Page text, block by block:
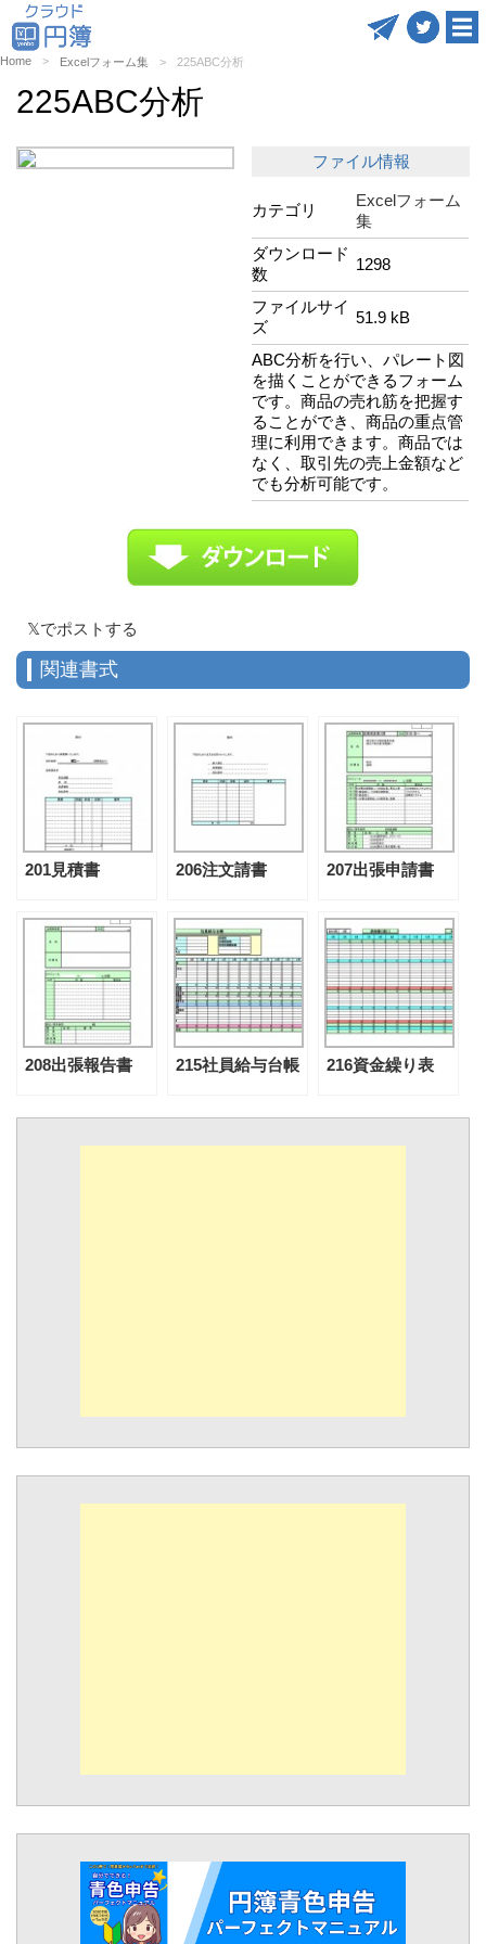
Home Excelフォーム集 225ABC分析
225ABC分析
ファイル情報
カテゴリ
Excelフォーム
集
ダウンロード
数
1298
ファイルサイ
ズ
51.9 kB
ABC分析を行い、パレート図
を描くことができるフォーム
です。商品の売れ筋を把握す
ることができ、商品の重点管
理に利用できます。商品では
なく、取引先の売上金額など
でも分析可能です。
𝕏でポストする
関連書式
201見積書 206注文請書 207出張申請書
208出張報告書 215社員給与台帳 216資金繰り表